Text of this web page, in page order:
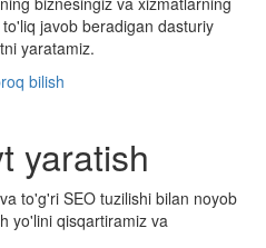
javob beradigan dasturiy
yaratamiz.
bilish
yaratish
to'g'ri SEO tuzilishi bilan noyob
yo'lini qisqartiramiz va